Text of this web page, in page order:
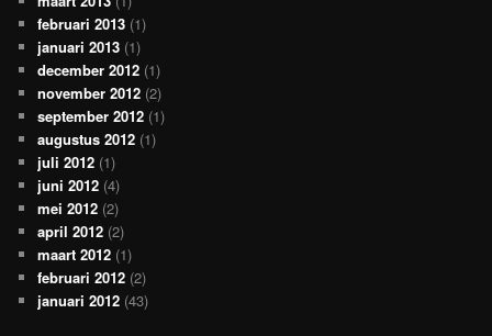
februari 2013 (1)
januari 2013 (1)
december 2012 (1)
november 2012 (2)
september 2012 (1)
augustus 2012 (1)
juli 2012 (1)
juni 2012 (4)
mei 2012 (2)
april 2012 (2)
maart 2012 (1)
februari 2012 (2)
januari 2012 (43)